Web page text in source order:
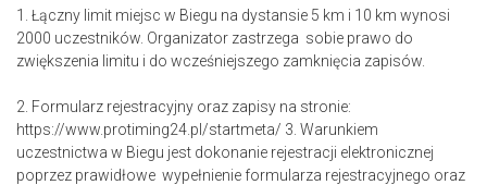
1. Łączny limit miejsc w Biegu na dystansie 5 km i 10 km wynosi
2000 uczestników. Organizator zastrzega sobie prawo do
zwiększenia limitu i do wcześniejszego zamknięcia zapisów.
2. Formularz rejestracyjny oraz zapisy na stronie:
https://www.protiming24.pl/startmeta/ 3. Warunkiem
uczestnictwa w Biegu jest dokonanie rejestracji elektronicznej
poprzez prawidłowe wypełnienie formularza rejestracyjnego oraz